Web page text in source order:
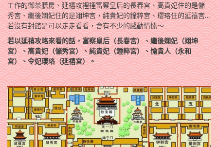
工作的御茶膳房、延禧攻裡裡富察皇后的長春宮、高貴妃住的是儲
秀宮、繼後嫻妃住的是翊坤宮，純貴妃的鐘粹宮、瓔珞住的延禧宮…
若沒有封館是可以走走看看，會有不少的感動情愫～
若以延禧攻略來看的話，富察皇后（長春宮）、繼後嫻妃（翊坤
宮）、高貴妃（儲秀宮）、純貴妃（鍾粹宮）、愉貴人（永和
宮）、令妃瓔珞（延禧宮）。